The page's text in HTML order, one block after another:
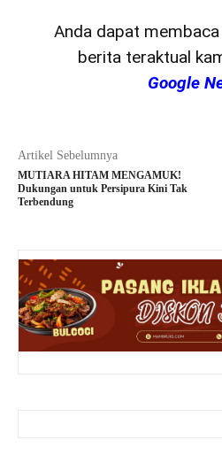
Anda dapat
berita teraktual
Google
Artikel Sebelumnya
MUTIARA HITAM MENGAMUK!
Dukungan untuk Persipura Kini Tak
Terbendung